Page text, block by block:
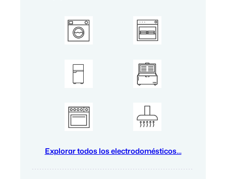
Explorar todos los electrodomésticos…